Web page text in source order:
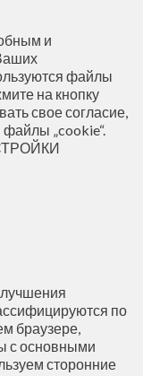
и
файлы
на кнопку
свое согласие,
„cookie“.
по
браузере,
с основными
сторонние